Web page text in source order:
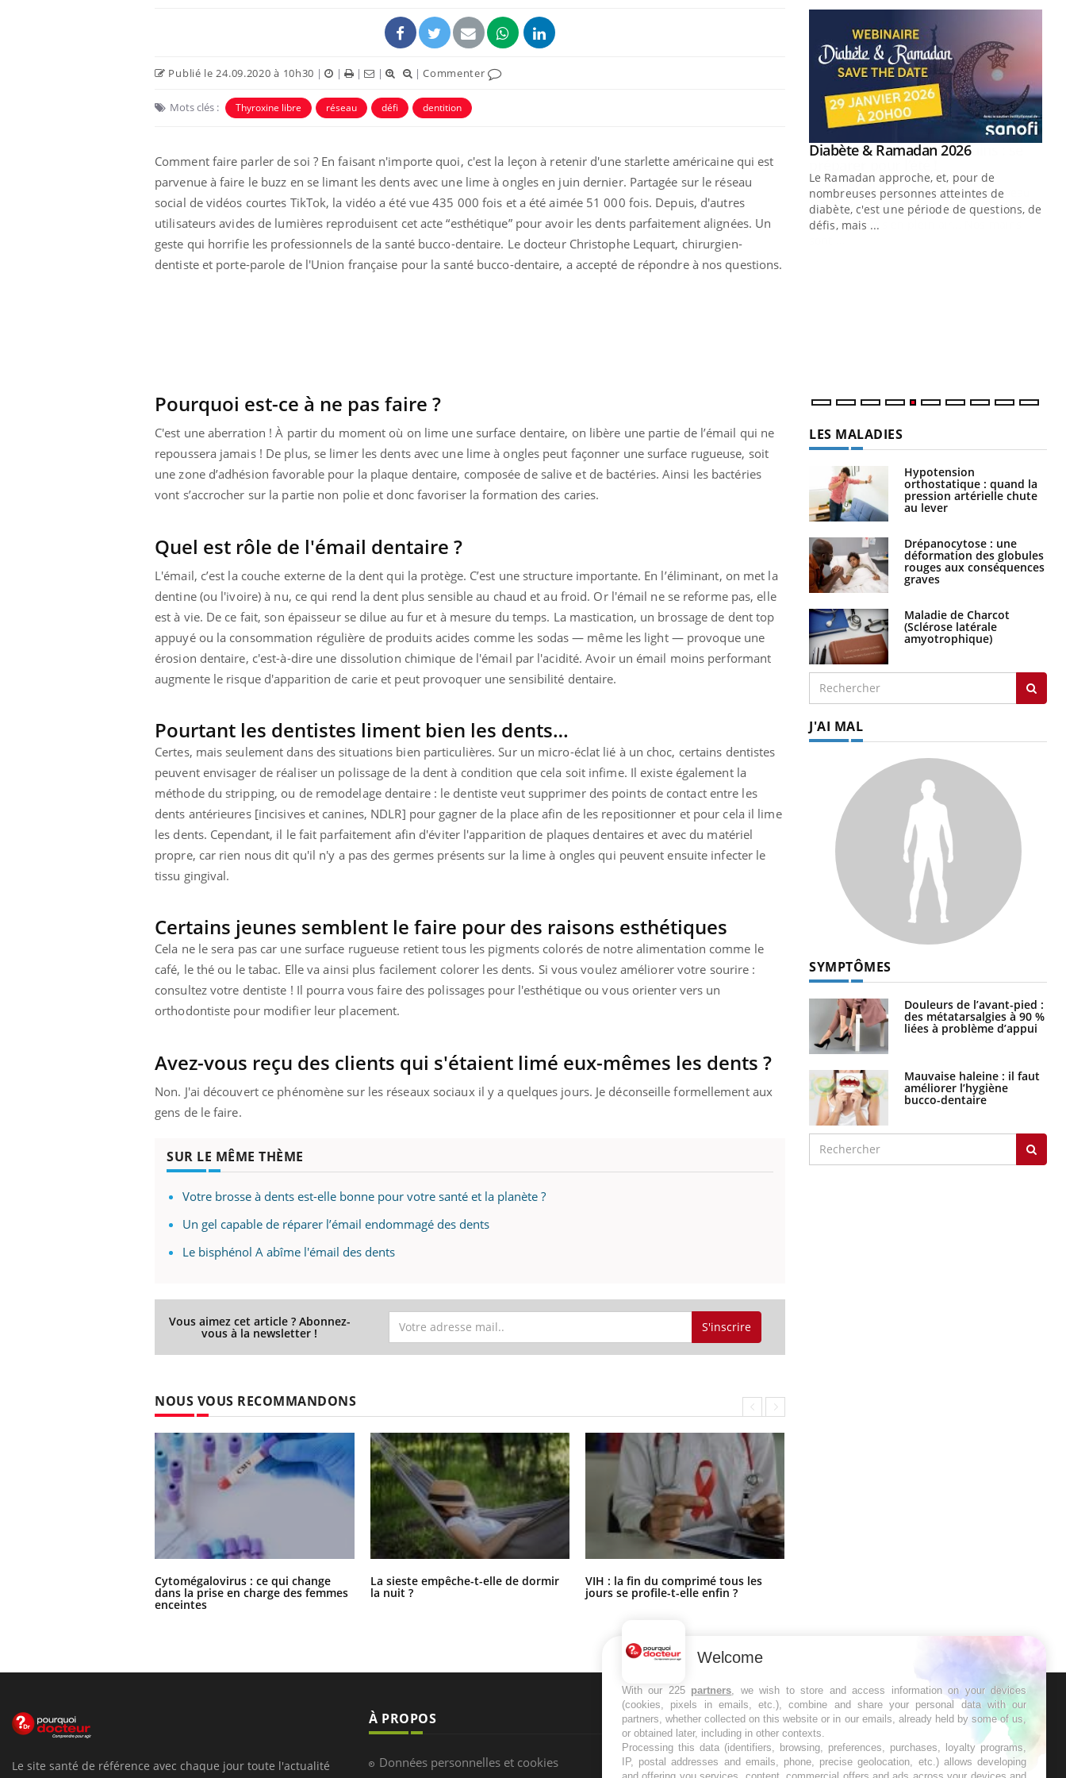
Publié le 24.09.2020 à 10h30 | | | | |Commenter
Mots clés : Thyroxine libre réseau défi dentition
Comment faire parler de soi ? En faisant n'importe quoi, c'est la leçon à retenir d'une starlette américaine qui est
parvenue à faire le buzz en se limant les dents avec une lime à ongles en juin dernier. Partagée sur le réseau
social de vidéos courtes TikTok, la vidéo a été vue 435 000 fois et a été aimée 51 000 fois. Depuis, d'autres
utilisateurs avides de lumières reproduisent cet acte “esthétique” pour avoir les dents parfaitement alignées. Un
geste qui horrifie les professionnels de la santé bucco-dentaire. Le docteur Christophe Lequart, chirurgien-
dentiste et porte-parole de l'Union française pour la santé bucco-dentaire, a accepté de répondre à nos questions.
Pourquoi est-ce à ne pas faire ?
C'est une aberration ! À partir du moment où on lime une surface dentaire, on libère une partie de l’émail qui ne
repoussera jamais ! De plus, se limer les dents avec une lime à ongles peut façonner une surface rugueuse, soit
une zone d’adhésion favorable pour la plaque dentaire, composée de salive et de bactéries. Ainsi les bactéries
vont s’accrocher sur la partie non polie et donc favoriser la formation des caries.
Quel est rôle de l'émail dentaire ?
L'émail, c’est la couche externe de la dent qui la protège. C’est une structure importante. En l’éliminant, on met la
dentine (ou l'ivoire) à nu, ce qui rend la dent plus sensible au chaud et au froid. Or l'émail ne se reforme pas, elle
est à vie. De ce fait, son épaisseur se dilue au fur et à mesure du temps. La mastication, un brossage de dent top
appuyé ou la consommation régulière de produits acides comme les sodas — même les light — provoque une
érosion dentaire, c'est-à-dire une dissolution chimique de l'émail par l'acidité. Avoir un émail moins performant
augmente le risque d'apparition de carie et peut provoquer une sensibilité dentaire.
Pourtant les dentistes liment bien les dents…
Certes, mais seulement dans des situations bien particulières. Sur un micro-éclat lié à un choc, certains dentistes
peuvent envisager de réaliser un polissage de la dent à condition que cela soit infime. Il existe également la
méthode du stripping, ou de remodelage dentaire : le dentiste veut supprimer des points de contact entre les
dents antérieures [incisives et canines, NDLR] pour gagner de la place afin de les repositionner et pour cela il lime
les dents. Cependant, il le fait parfaitement afin d'éviter l'apparition de plaques dentaires et avec du matériel
propre, car rien nous dit qu'il n'y a pas des germes présents sur la lime à ongles qui peuvent ensuite infecter le
tissu gingival.
Certains jeunes semblent le faire pour des raisons esthétiques
Cela ne le sera pas car une surface rugueuse retient tous les pigments colorés de notre alimentation comme le
café, le thé ou le tabac. Elle va ainsi plus facilement colorer les dents. Si vous voulez améliorer votre sourire :
consultez votre dentiste ! Il pourra vous faire des polissages pour l'esthétique ou vous orienter vers un
orthodontiste pour modifier leur placement.
Avez-vous reçu des clients qui s'étaient limé eux-mêmes les dents ?
Non. J'ai découvert ce phénomène sur les réseaux sociaux il y a quelques jours. Je déconseille formellement aux
gens de le faire.
SUR LE MÊME THÈME
Votre brosse à dents est-elle bonne pour votre santé et la planète ?
Un gel capable de réparer l’émail endommagé des dents
Le bisphénol A abîme l'émail des dents
Vous aimez cet article ? Abonnez-
vous à la newsletter ! S'inscrire
NOUS VOUS RECOMMANDONS
Cytomégalovirus : ce qui change
dans la prise en charge des femmes
enceintes
La sieste empêche-t-elle de dormir
la nuit ?
VIH : la fin du comprimé tous les
jours se profile-t-elle enfin ?
Youtube
Fatigue, irritabilité, brouillard mental ou
même alopécie… Les symptômes de la
carence en fer sont multiples ce qui la rend
osait en parler??Youtube
En 2026, l'insuline dans le diabète de type 2
reste entourée d'idées reçues chez les
patients comme parfois chez les soignants.
préparer pour l’été !Youtube
L'été arrive… et avec lui, un tout nouveau
rythme de vie ! Vacances, plage, piscine,
soleil, activités en plein air… Nos mains
sont ...
Youtube
Diabète & Ramadan 2026Youtube
Le Ramadan approche, et, pour de
nombreuses personnes atteintes de
diabète, c'est une période de questions, de
défis, mais ...
LES MALADIES
Hypotension
orthostatique : quand la
pression artérielle chute
au lever
Drépanocytose : une
déformation des globules
rouges aux conséquences
graves
Maladie de Charcot
(Sclérose latérale
amyotrophique)
J'AI MAL
SYMPTÔMES
Douleurs de l’avant-pied :
des métatarsalgies à 90 %
liées à problème d’appui
Mauvaise haleine : il faut
améliorer l’hygiène
bucco-dentaire
Le site santé de référence avec chaque jour toute l'actualité
À PROPOS
Données personnelles et cookies
NEWSLETTER
Recevez toutes les semaines les meilleures
infos santé
Welcome
With our 225 partners, we wish to store and access information on your devices
(cookies, pixels in emails, etc.), combine and share your personal data with our
partners, whether collected on this website or in our emails, already held by some of us,
or obtained later, including in other contexts.
Processing this data (identifiers, browsing, preferences, purchases, loyalty programs,
IP, postal addresses and emails, phone, precise geolocation, etc.) allows developing